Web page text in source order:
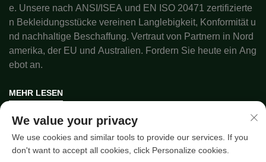
e. Unsere nach ANSI/ISEA und EN ISO 20471 zertifizierte
n Bekleidungsstücke vereinen Langlebigkeit, Konformität u
nd nachhaltige Beschaffung. Vertraut von Partnern in Nord
amerika, der EU und Australien. Fordern Sie heute ein Ang
ebot an.
MEHR LESEN
Urheberrecht © 2025 durch SUZHOU RAFEEL SAFETY CO.,
LTD.
Datenschutzrichtlinie
We value your privacy
We use cookies and similar tools to provide our services. If you
don't want to accept all cookies, click Personalize cookies.